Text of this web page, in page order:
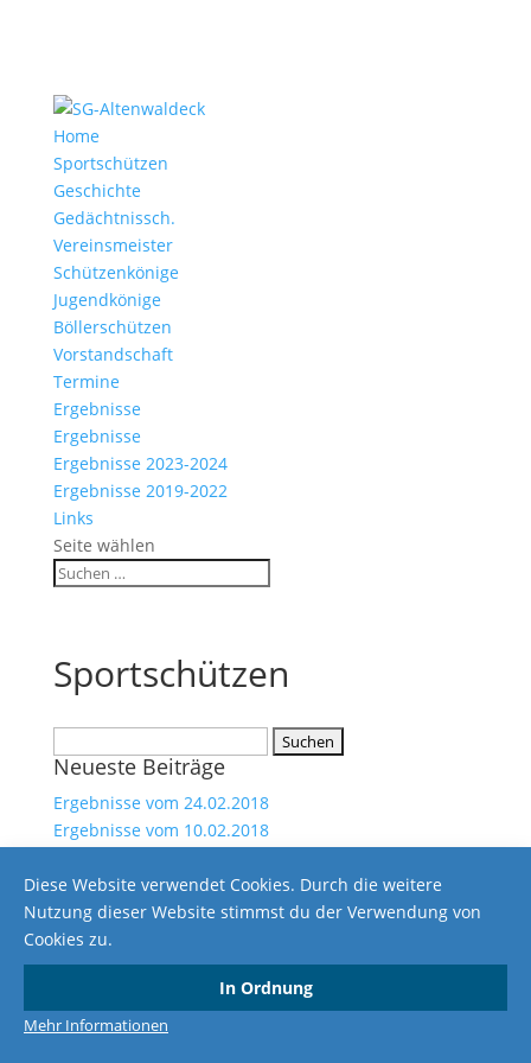
Home
Sportschützen
Geschichte
Gedächtnissch.
Vereinsmeister
Schützenkönige
Jugendkönige
Böllerschützen
Vorstandschaft
Termine
Ergebnisse
Ergebnisse
Ergebnisse 2023-2024
Ergebnisse 2019-2022
Links
Seite wählen
Sportschützen
nach:
Neueste Beiträge
Ergebnisse vom 24.02.2018
Ergebnisse vom 10.02.2018
Ergebnisse vom 18. März 2017
Ergebnisse vom 25. Februar 2017
Impressum
Datenschutzerklärung
Copyright © 2024 SG-Altenwaldeck
Diese Website verwendet Cookies. Durch die weitere
Nutzung dieser Website stimmst du der Verwendung von
Cookies zu.
In Ordnung
Mehr Informationen